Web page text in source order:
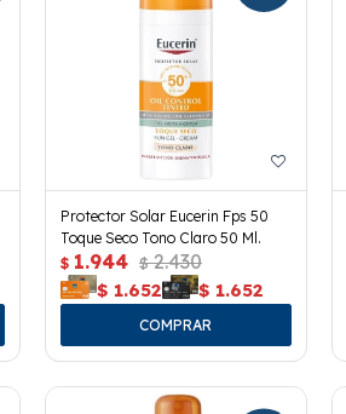
Protector Solar Eucerin Fps 50
Toque Seco Tono Claro 50 Ml.
$ 1.944 $ 2.430
$ 1.652 $ 1.652